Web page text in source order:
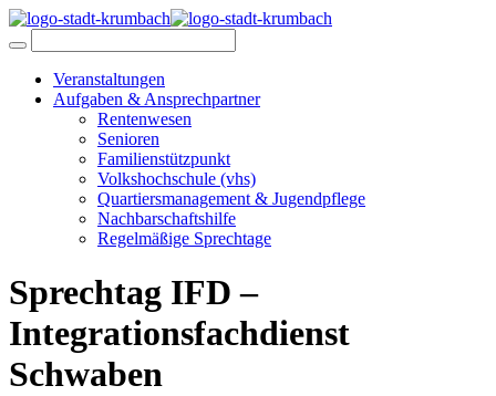
Veranstaltungen
Aufgaben & Ansprechpartner
Rentenwesen
Senioren
Familienstützpunkt
Volkshochschule (vhs)
Quartiersmanagement & Jugendpflege
Nachbarschaftshilfe
Regelmäßige Sprechtage
Sprechtag IFD –
Integrationsfachdienst
Schwaben